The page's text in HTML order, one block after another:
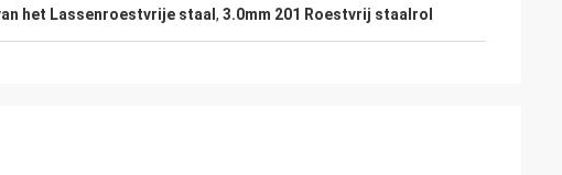
het Lassenroestvrije staal , 3.0mm 201 Roestvrij staalrol